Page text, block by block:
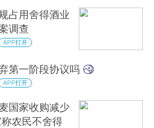
占用舍得酒业
调查
APP打开
第一阶段协议吗
APP打开
国家收购减少
农民不舍得